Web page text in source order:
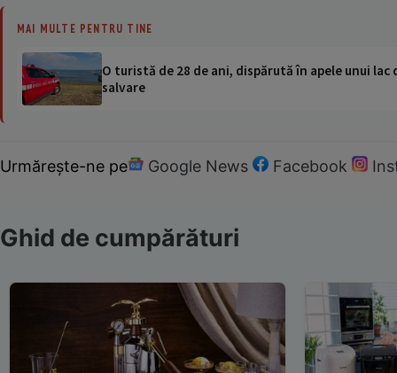
MAI MULTE PENTRU TINE
O turistă de 28 de ani, dispărută în apele unui
salvare
Urmărește-ne pe Google News Facebook
Ghid de cumpărături